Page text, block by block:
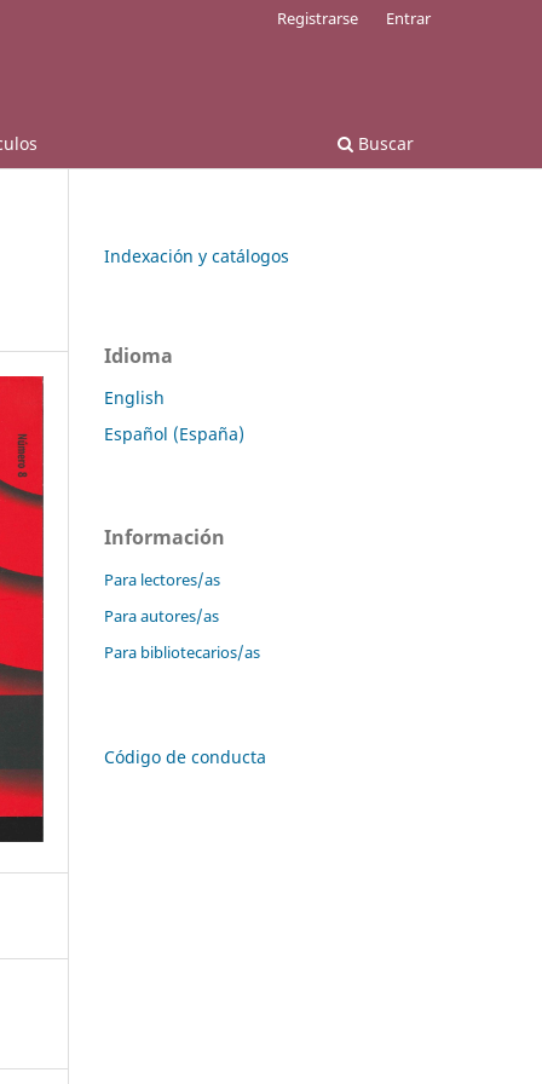
Buscar
Registrarse Entrar
Indexación y catálogos
Idioma
English
Español (España)
Información
Para lectores/as
Para autores/as
Para bibliotecarios/as
Código de conducta